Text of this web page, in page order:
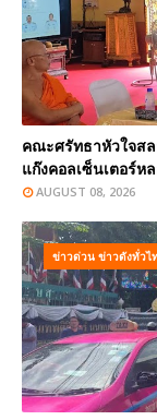
คณะศรัทธาหัวใจส
แก๊งคอลเซ็นเตอร์
AUGUST 08, 2026
ข่าวด่วน ข่าวดังทั่วไ